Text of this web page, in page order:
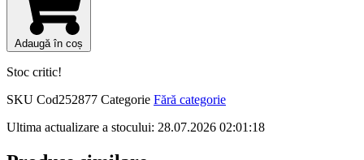
Adaugă în coș
Stoc critic!
SKU Cod252877 Categorie Fără categorie
Ultima actualizare a stocului: 28.07.2026 02:01:18